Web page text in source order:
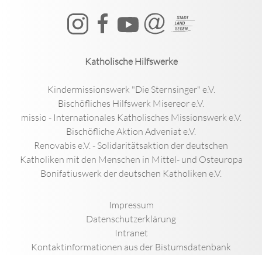
Katholische Hilfswerke
Kindermissionswerk "Die Sternsinger" e.V.
Bischöfliches Hilfswerk Misereor e.V.
missio - Internationales Katholisches Missionswerk e.V.
Bischöfliche Aktion Adveniat e.V.
Renovabis e.V. - Solidaritätsaktion der deutschen
Katholiken mit den Menschen in Mittel- und Osteuropa
Bonifatiuswerk der deutschen Katholiken e.V.
Impressum
Datenschutzerklärung
Intranet
Kontaktinformationen aus der Bistumsdatenbank